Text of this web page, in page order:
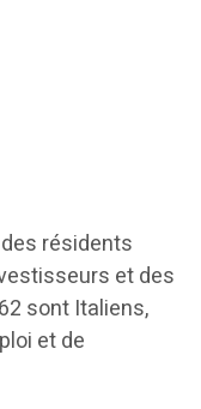
résidents
et des
sont Italiens,
et de